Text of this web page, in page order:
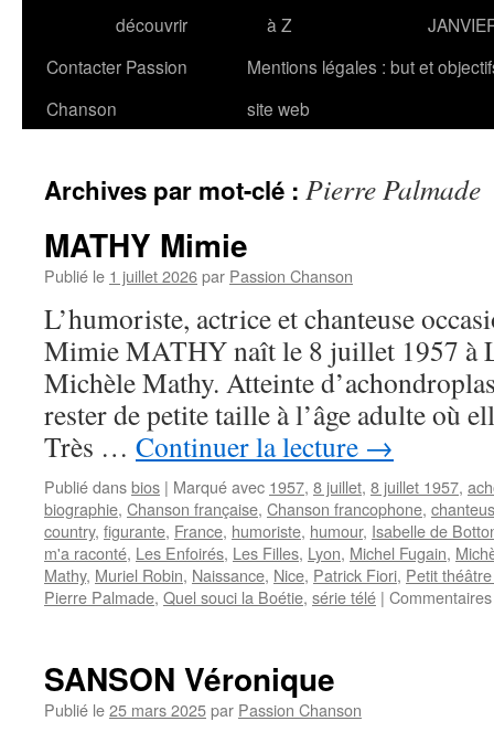
découvrir
à Z
Contacter Passion
Chanson
Mentions légales : but et
site web
Archives par mot-clé : Pierre Palmade
MATHY Mimie
Publié le 1 juillet 2026par Passion Chanson
L’humoriste, actrice et chanteuse
Mimie MATHY naît le 8 juillet 1957 à
Michèle Mathy. Atteinte
rester de petite taille à l’âge adulte où
Très … Continuer la lecture →
Publié dansbios | Marqué avec 1957, 8 juillet, 8 juillet 1957,
biographie, Chanson française, Chanson francophone,
country, figurante, France, humoriste, humour, Isabelle de
m'a raconté, Les Enfoirés, Les Filles, Lyon, Michel Fugain,
Mathy, Muriel Robin, Naissance, Nice, Patrick Fiori, Petit
Pierre Palmade, Quel souci la Boétie, série télé |
SANSON Véronique
Publié le25 mars 2025par Passion Chanson